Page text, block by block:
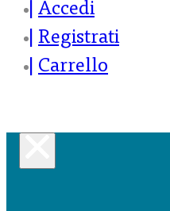
Accedi
Registrati
Carrello